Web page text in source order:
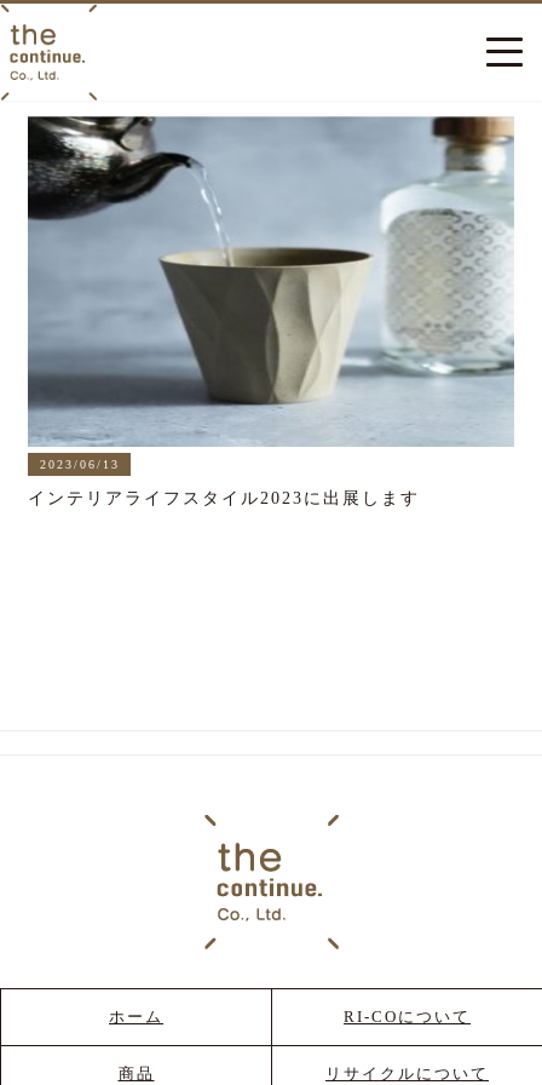
2023/06/13
インテリアライフスタイル2023に出展します
ホーム RI-COについて
商品 リサイクルについて